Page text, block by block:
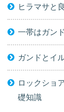
ヒラマサと
一帯はガン
ガンドとイ
ロックショ
礎知識